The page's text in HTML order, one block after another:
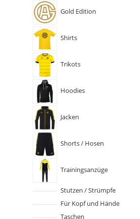
Gold Edition
Shirts
Trikots
Hoodies
Jacken
Shorts / Hosen
Trainingsanzüge
Stutzen / Strümpfe
Für Kopf und Hände
Taschen